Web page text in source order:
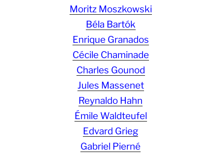
Moritz Moszkowski
Béla Bartók
Enrique Granados
Cécile Chaminade
Charles Gounod
Jules Massenet
Reynaldo Hahn
Émile Waldteufel
Edvard Grieg
Gabriel Pierné